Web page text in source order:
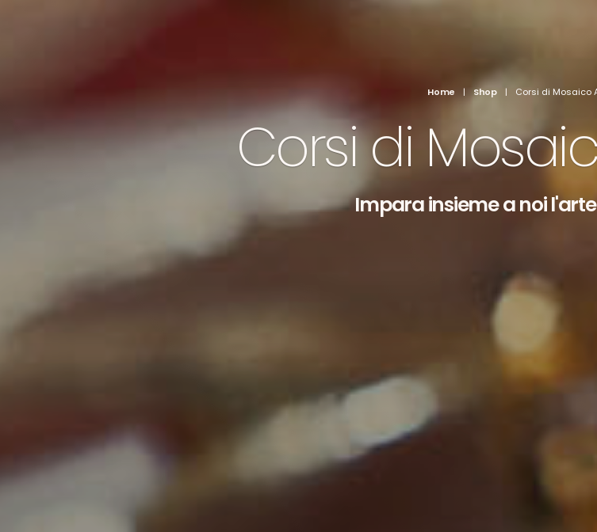
Home | Shop | Corsi di Mosaico
Corsi di
Impara insieme a noi